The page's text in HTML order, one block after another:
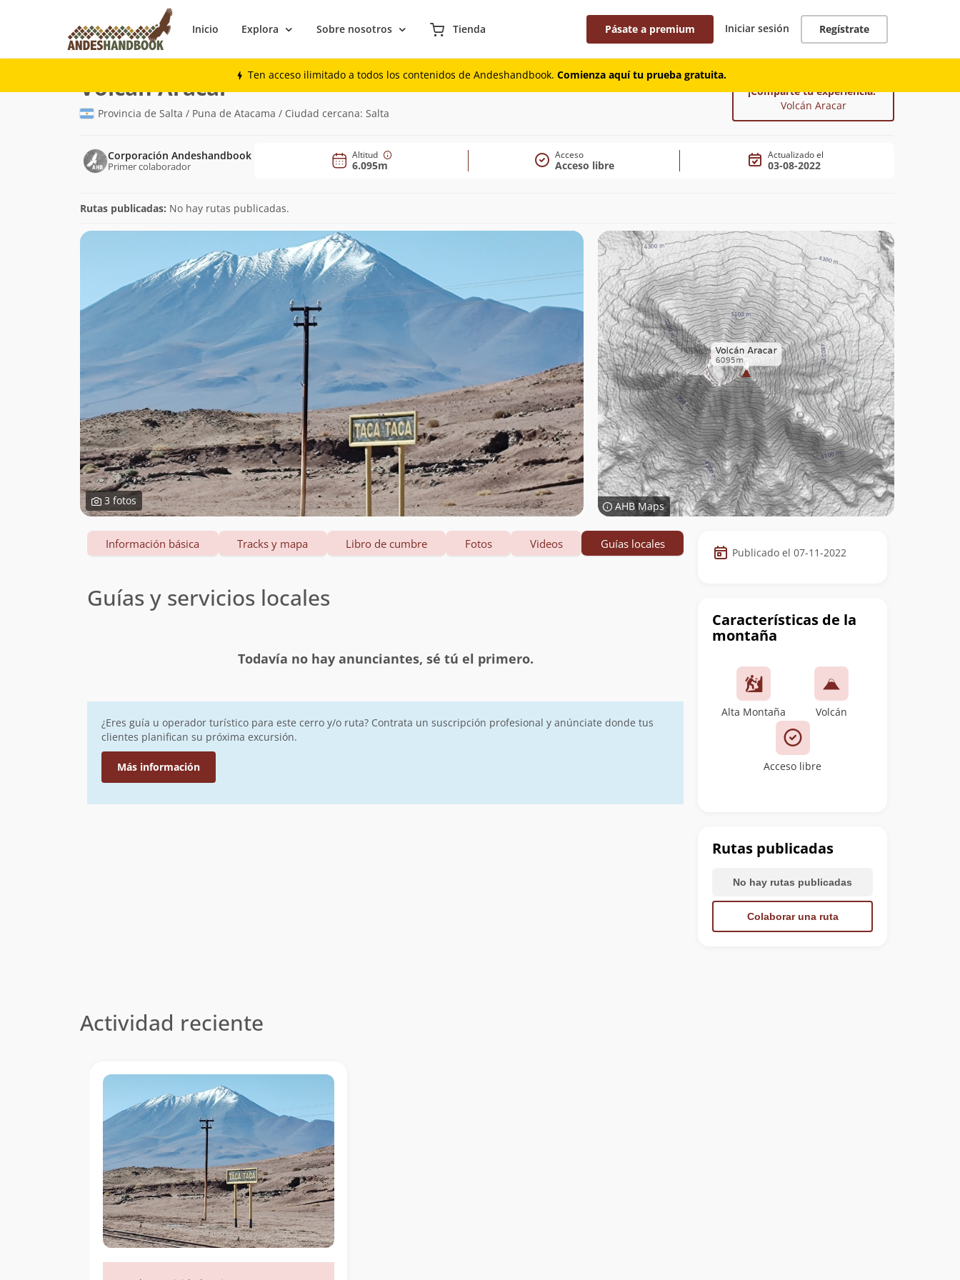
Inicio Explora Sobre nosotros Tienda Pásate a premium Iniciar sesión Regístrate
Ten acceso ilimitado a todos los contenidos de Andeshandbook. Comienza aquí tu prueba gratuita.
Montaña
Volcán Aracar (6.095m)
Provincia de Salta / Puna de Atacama / Ciudad cercana: Salta
¡Comparte tu experiencia!
Volcán Aracar
Corporación Andeshandbook
Primer colaborador
Altitud
6.095m
Acceso
Acceso libre
Actualizado el
03-08-2022
Rutas publicadas: No hay rutas publicadas.
3 fotos AHB Maps
Datos
de
cumbre
Publicado el 07-11-2022
Características de la
montaña
Alta Montaña Volcán
Acceso libre
Rutas publicadas
No hay rutas publicadas
Colaborar una ruta
Información básica Tracks y mapa Libro de cumbre Fotos Videos Guías locales
Guías y servicios locales
Todavía no hay anunciantes, sé tú el primero.
¿Eres guía u operador turístico para este cerro y/o ruta? Contrata un suscripción profesional y anúnciate donde tus
clientes planifican su próxima excursión.
Más información
Actividad reciente